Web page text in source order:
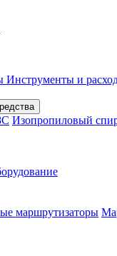
Инструменты и
Изопропиловый
маршрутизаторы